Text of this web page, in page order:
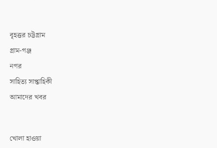
বৃহত্তর চট্টগ্রাম
গ্রাম-গঞ্জ
নগর
সাহিত্য সাপ্তাহিকী
আমাদের খবর
খোলা হাওয়া